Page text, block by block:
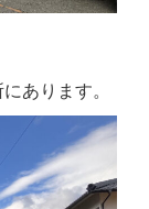
あります。